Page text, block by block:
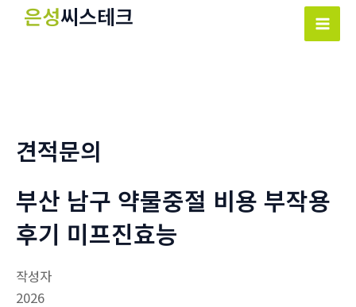
은성씨스테크
Main
견적문의
부산 남구 약물중절 비용 부작용
후기 미프진효능
작성자
2026